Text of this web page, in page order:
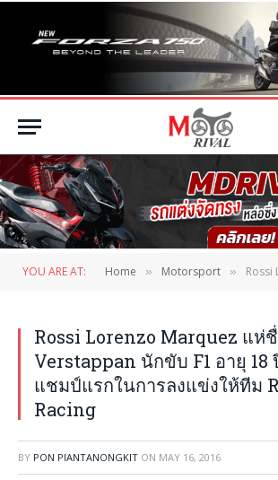
YOU ARE AT: Home » Motorsport » Rossi Lorenzo Marquez แ
Rossi Lorenzo Marquez แห่
Verstappan นักขับ F1 อายุ 18
แชมป์แรกในการลงแข่งให้ทีม
Racing
BY PON PIANTANONGKIT ON MAY 16, 2016